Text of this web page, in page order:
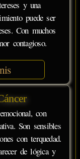
y una
puede ser
Con muchos
contagioso.
con
Son sensibles
con terquedad.
de lógica y